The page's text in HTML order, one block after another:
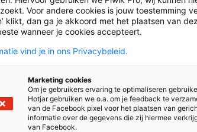
For […]
YouTube
Voor andere cookies is jouw toestemming
klikt, dan ga je akkoord met het plaatsen van
wanneer je cookies accepteert.
vind je in ons Privacybeleid.
Marketing cookies
Om je gebruikers ervaring te optimaliseren
Hotjar gebruiken we o.a. om je feedback te
van de Facebook pixel voor het plaatsen van
informatie over de gegevens die zij hiermee
van Facebook.